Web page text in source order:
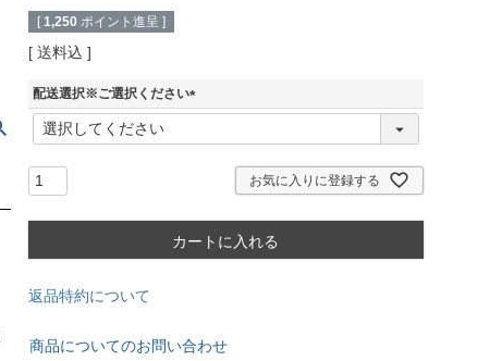
[ 1,250 ポイント進呈 ]
送料込
配送選択※ご選択ください
(
お気に入りに登録する
カートに入れる
返品特約について
商品についてのお問い合わせ